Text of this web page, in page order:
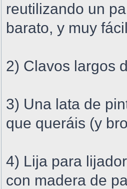
reutilizando un
barato, y muy
2) Clavos largos
3) Una lata de
que queráis (y
4) Lija para
con madera de